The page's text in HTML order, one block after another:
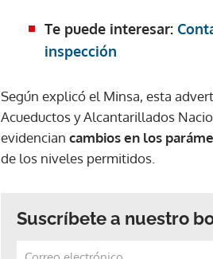
Te puede interesar:
inspección
Según explicó el Minsa, esta
Acueductos y Alcantarillados
evidencian cambios en los
de los niveles permitidos.
Suscríbete a nuestro